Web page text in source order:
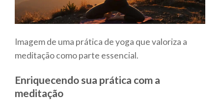
Imagem de uma prática de yoga que valoriza a
meditação como parte essencial.
Enriquecendo sua prática com a
meditação